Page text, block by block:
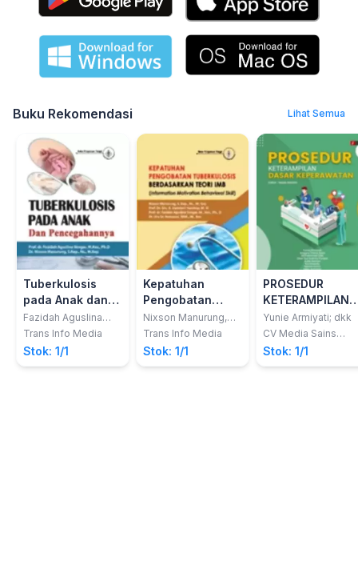
Buku Rekomendasi Lihat Semua
Tuberkulosis
pada Anak dan
Pencegahannya
Fazidah Aguslina
Siregar; Nixson
Trans Info Media
Stok: 1/1
Kepatuhan
Pengobatan
Tuberkulosis
Berdasarkan
Teori IMB
(Information
Nixson Manurung,
S.Kep., Ns., M.Kep;
Trans Info Media
Stok: 1/1
PROSEDUR
KETERAMPILAN
DASAR
KEPERAWATAN
Yunie Armiyati; dkk
CV Media Sains
Indonesia
Stok: 1/1